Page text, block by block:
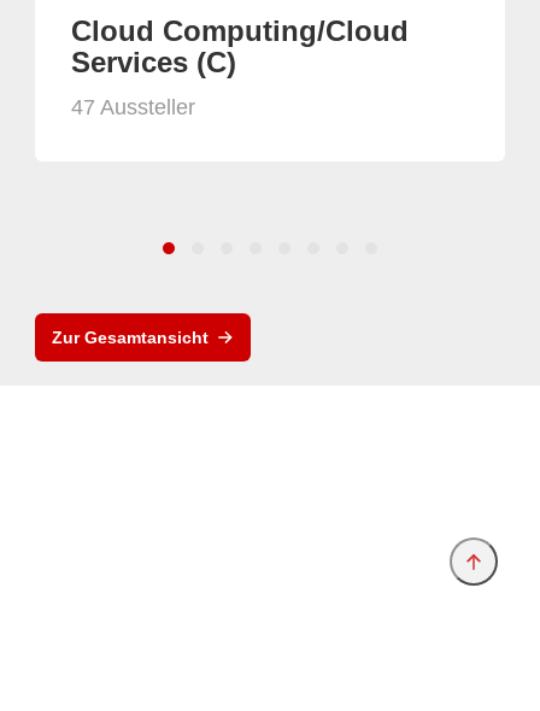
Cloud Computing/Cloud
Services (C)
47 Aussteller
Zur Gesamtansicht